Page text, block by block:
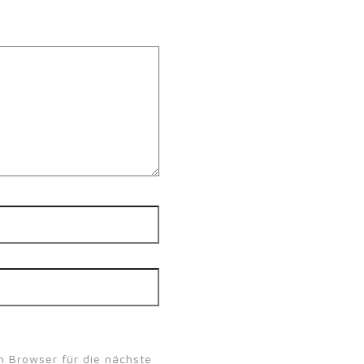
Browser für die nächste